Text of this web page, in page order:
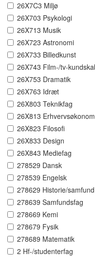
26X7C3 Miljø
26X703 Psykologi
26X713 Musik
26X723 Astronomi
26X733 Billedkunst
26X743 Film-/tv-
26X753 Dramatik
26X763 Idræt
26X803 Teknikfag
26X813
26X823 Filosofi
26X833 Design
26X843 Mediefag
278529 Dansk
278539 Engelsk
278629 Historie/samfund
278639 Samfundsfag
278669 Kemi
278679 Fysik
278689 Matematik
2 Hf-/studenterfag